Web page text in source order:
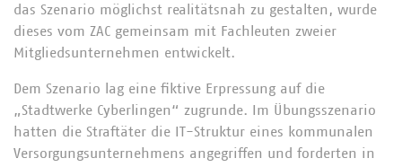
das Szenario möglichst realitätsnah zu gestalten, wurde
dieses vom ZAC gemeinsam mit Fachleuten zweier
Mitgliedsunternehmen entwickelt.
Dem Szenario lag eine fiktive Erpressung auf die
„Stadtwerke Cyberlingen“ zugrunde. Im Übungsszenario
hatten die Straftäter die IT-Struktur eines kommunalen
Versorgungsunternehmens angegriffen und forderten in